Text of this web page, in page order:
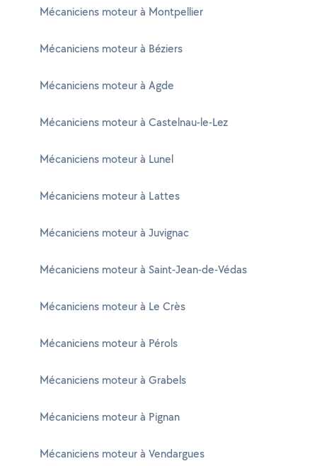
Mécaniciens moteur à Montpellier
Mécaniciens moteur à Béziers
Mécaniciens moteur à Agde
Mécaniciens moteur à Castelnau-le-Lez
Mécaniciens moteur à Lunel
Mécaniciens moteur à Lattes
Mécaniciens moteur à Juvignac
Mécaniciens moteur à Saint-Jean-de-Védas
Mécaniciens moteur à Le Crès
Mécaniciens moteur à Pérols
Mécaniciens moteur à Grabels
Mécaniciens moteur à Pignan
Mécaniciens moteur à Vendargues